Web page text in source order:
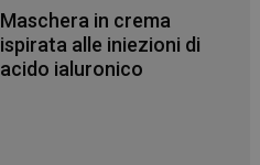
Maschera in crema
ispirata alle iniezioni di
acido ialuronico